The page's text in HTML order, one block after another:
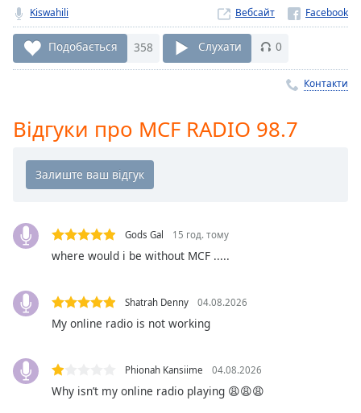
live,
currently
behind
LIVE
Remaining
Rate
Chapters
Descriptions
off
,
selected
subtitles
settings,
Kiswahili Вебсайт
Подобається 358 Слухати 0
Контакти
Відгуки про MCF RADIO 98.7
Gods Gal 15 год. тому
where would i be without MCF .....
Shatrah Denny 04.08.2026
My online radio is not working
Phionah Kansiime 04.08.2026
Why isn’t my online radio playing 😩😩😩